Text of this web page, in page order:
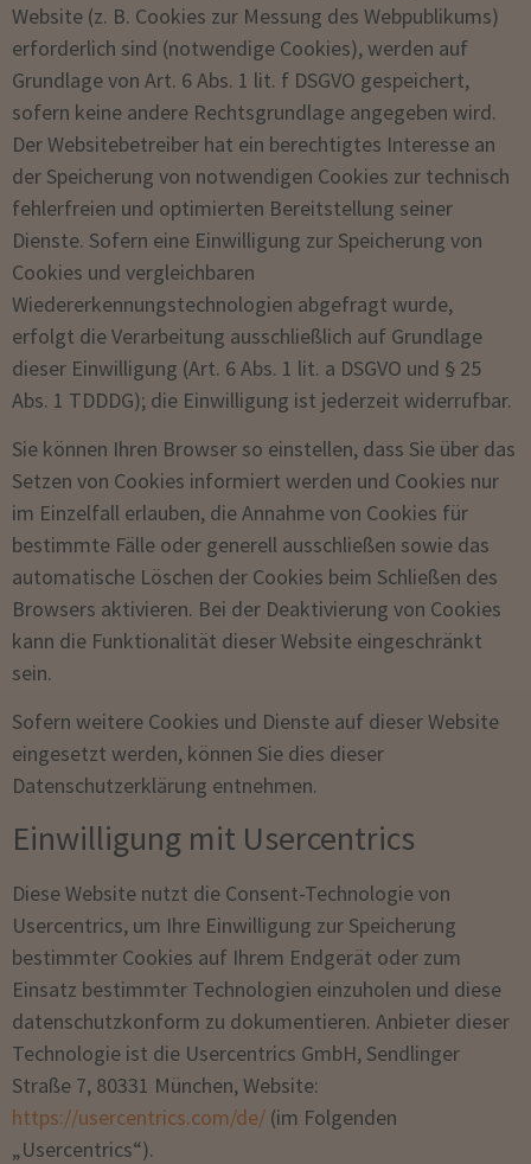
Website (z. B. Cookies zur Messung des Webpublikums)
erforderlich sind (notwendige Cookies), werden auf
Grundlage von Art. 6 Abs. 1 lit. f DSGVO gespeichert,
sofern keine andere Rechtsgrundlage angegeben wird.
Der Websitebetreiber hat ein berechtigtes Interesse an
der Speicherung von notwendigen Cookies zur technisch
fehlerfreien und optimierten Bereitstellung seiner
Dienste. Sofern eine Einwilligung zur Speicherung von
Cookies und vergleichbaren
Wiedererkennungstechnologien abgefragt wurde,
erfolgt die Verarbeitung ausschließlich auf Grundlage
dieser Einwilligung (Art. 6 Abs. 1 lit. a DSGVO und § 25
Abs. 1 TDDDG); die Einwilligung ist jederzeit widerrufbar.
Sie können Ihren Browser so einstellen, dass Sie über das
Setzen von Cookies informiert werden und Cookies nur
im Einzelfall erlauben, die Annahme von Cookies für
bestimmte Fälle oder generell ausschließen sowie das
automatische Löschen der Cookies beim Schließen des
Browsers aktivieren. Bei der Deaktivierung von Cookies
kann die Funktionalität dieser Website eingeschränkt
sein.
Sofern weitere Cookies und Dienste auf dieser Website
eingesetzt werden, können Sie dies dieser
Datenschutzerklärung entnehmen.
Einwilligung mit Usercentrics
Diese Website nutzt die Consent-Technologie von
Usercentrics, um Ihre Einwilligung zur Speicherung
bestimmter Cookies auf Ihrem Endgerät oder zum
Einsatz bestimmter Technologien einzuholen und diese
datenschutzkonform zu dokumentieren. Anbieter dieser
Technologie ist die Usercentrics GmbH, Sendlinger
Straße 7, 80331 München, Website:
https://usercentrics.com/de/ (im Folgenden
„Usercentrics“).